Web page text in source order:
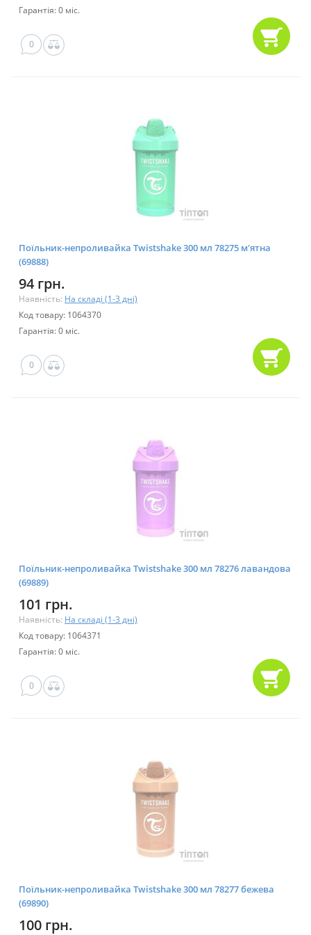
Гарантія: 0 міс.
0
Поїльник-непроливайка Twistshake 300 мл 78275 м'ятна
(69888)
94 грн.
Наявність: На складі (1-3 дні)
Код товару: 1064370
Гарантія: 0 міс.
0
Поїльник-непроливайка Twistshake 300 мл 78276 лавандова
(69889)
101 грн.
Наявність: На складі (1-3 дні)
Код товару: 1064371
Гарантія: 0 міс.
0
Поїльник-непроливайка Twistshake 300 мл 78277 бежева
(69890)
100 грн.